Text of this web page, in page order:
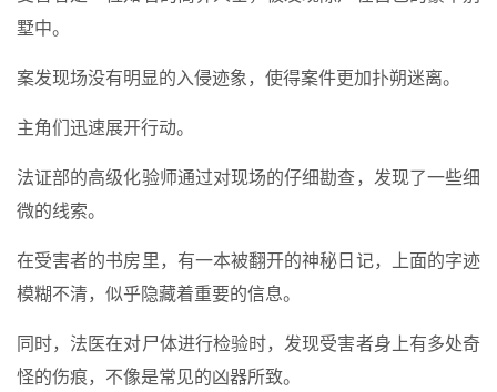
墅中。
案发现场没有明显的入侵迹象，使得案件更加扑朔迷离。
主角们迅速展开行动。
法证部的高级化验师通过对现场的仔细勘查，发现了一些细
微的线索。
在受害者的书房里，有一本被翻开的神秘日记，上面的字迹
模糊不清，似乎隐藏着重要的信息。
同时，法医在对尸体进行检验时，发现受害者身上有多处奇
怪的伤痕，不像是常见的凶器所致。